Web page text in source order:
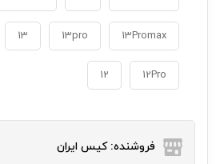
13Promax
13pro
13
12Pro
12
فروشنده: کیس ایران